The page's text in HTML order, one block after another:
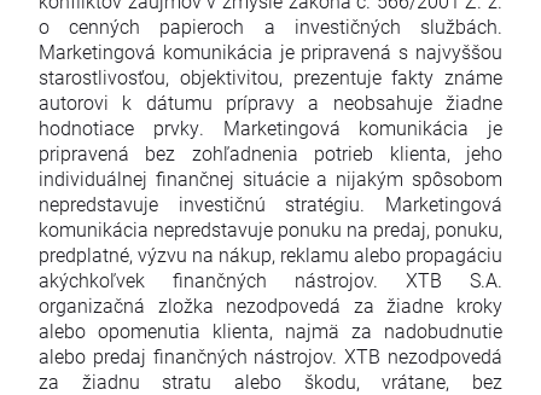
o cenných papieroch a investičných službách.
Marketingová komunikácia je pripravená s najvyššou
starostlivosťou, objektivitou, prezentuje fakty známe
autorovi k dátumu prípravy a neobsahuje žiadne
hodnotiace prvky. Marketingová komunikácia je
pripravená bez zohľadnenia potrieb klienta, jeho
individuálnej finančnej situácie a nijakým spôsobom
nepredstavuje investičnú stratégiu. Marketingová
komunikácia nepredstavuje ponuku na predaj, ponuku,
predplatné, výzvu na nákup, reklamu alebo propagáciu
akýchkoľvek finančných nástrojov. XTB S.A.
organizačná zložka nezodpovedá za žiadne kroky
alebo opomenutia klienta, najmä za nadobudnutie
alebo predaj finančných nástrojov. XTB nezodpovedá
za žiadnu stratu alebo škodu, vrátane, bez